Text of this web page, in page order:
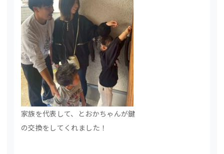
家族を代表して、とおかちゃんが鍵
の交換をしてくれました！